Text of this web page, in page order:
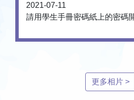
2021-07-11
請用學生手冊密碼紙上的密碼
更多相片 >